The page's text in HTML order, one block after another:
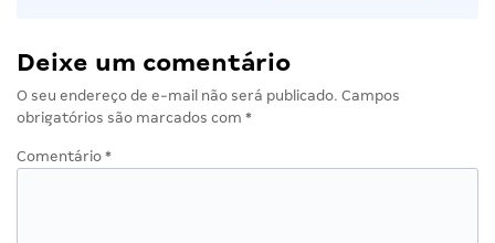
Deixe um comentário
O seu endereço de e-mail não será publicado. Campos
obrigatórios são marcados com *
Comentário *